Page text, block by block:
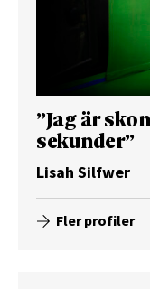
”Jag är
sekunder”
Lisah Silfwer
Fler profiler